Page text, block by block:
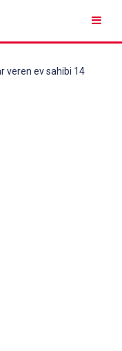
veren ev sahibi 14